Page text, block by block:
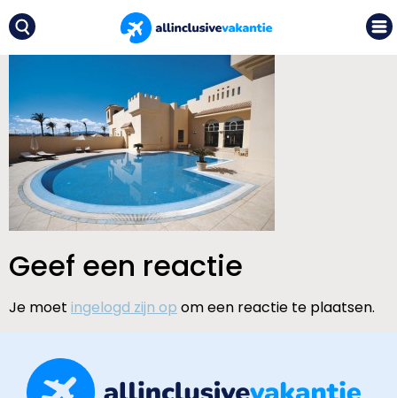
Geef een reactie
Je moet ingelogd zijn op om een reactie te plaatsen.